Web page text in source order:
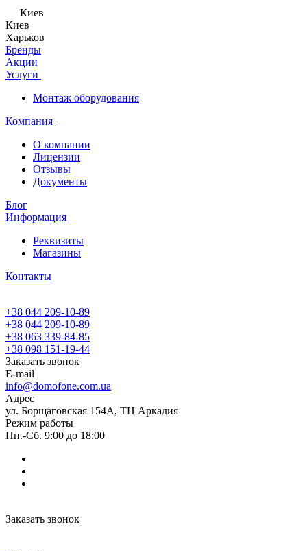
Киев
Киев
Харьков
Бренды
Акции
Услуги
Монтаж оборудования
Компания
О компании
Лицензии
Отзывы
Документы
Блог
Информация
Реквизиты
Магазины
Контакты
+38 044 209-10-89
+38 044 209-10-89
+38 063 339-84-85
+38 098 151-19-44
Заказать звонок
E-mail
info@domofone.com.ua
Адрес
ул. Борщаговская 154А, ТЦ Аркадия
Режим работы
Пн.-Сб. 9:00 до 18:00
Заказать звонок